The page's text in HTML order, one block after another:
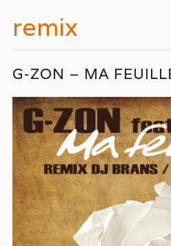
remix
G-ZON – MA